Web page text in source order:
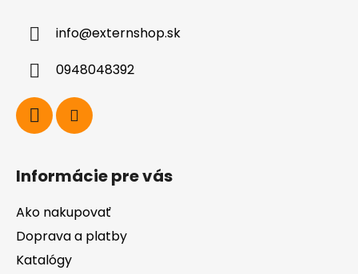
info@externshop.sk
0948048392
Informácie pre vás
Ako nakupovať
Doprava a platby
Katalógy